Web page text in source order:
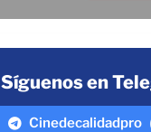
Síguenos en
Cinedecalidadpro